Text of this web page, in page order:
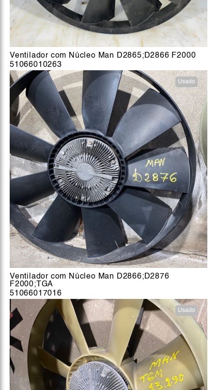
Ventilador com Núcleo Man D2865;D2866 F2000
51066010263
Usado
Ventilador com Núcleo Man D2866;D2876
F2000;TGA
51066017016
Usado